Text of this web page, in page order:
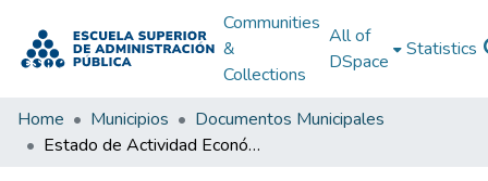
Communities
&
Collections
All of
DSpace
Statistics
Home Municipios
Documentos Municipales
Estado de Actividad Económica Corinto Cauca 2012: EAE Corinto Cauca 2012